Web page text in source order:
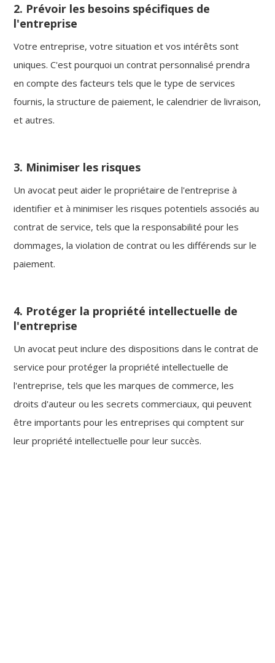
2. Prévoir les besoins spécifiques de
l'entreprise
Votre entreprise, votre situation et vos intérêts sont
uniques. C'est pourquoi un contrat personnalisé prendra
en compte des facteurs tels que le type de services
fournis, la structure de paiement, le calendrier de livraison,
et autres.
3. Minimiser les risques
Un avocat peut aider le propriétaire de l'entreprise à
identifier et à minimiser les risques potentiels associés au
contrat de service, tels que la responsabilité pour les
dommages, la violation de contrat ou les différends sur le
paiement.
4. Protéger la propriété intellectuelle de
l'entreprise
Un avocat peut inclure des dispositions dans le contrat de
service pour protéger la propriété intellectuelle de
l'entreprise, tels que les marques de commerce, les
droits d'auteur ou les secrets commerciaux, qui peuvent
être importants pour les entreprises qui comptent sur
leur propriété intellectuelle pour leur succès.